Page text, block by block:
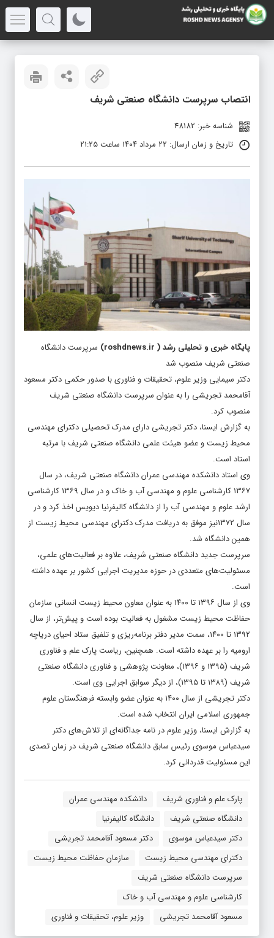
انتصاب سرپرست دانشگاه صنعتی شریف
شناسه خبر: 48182
تاریخ و زمان ارسال: ۲۲ مرداد ۱۴۰۴ ساعت ۲۱:۲۵
پایگاه خبری و تحلیلی رشد(
roshdnews.ir
) سرپرست دانشگاه
صنعتی شریف منصوب شد
دکتر سیمایی وزیر علوم، تحقیقات و فناوری با صدور حکمی دکتر مسعود
آقامحمد تجریشی را به عنوان سرپرست دانشگاه صنعتی شریف
منصوب کرد.
به گزارش ایسنا، دکتر تجریشی دارای مدرک تحصیلی دکترای مهندسی
محیط زیست و عضو هیئت علمی دانشگاه صنعتی شریف با مرتبه
استاد است.
وی استاد دانشکده مهندسی عمران دانشگاه صنعتی شریف، در سال
۱۳۶۷ کارشناسی علوم و مهندسی آب و خاک و در سال ۱۳۶۹ کارشناسی
ارشد علوم و مهندسی آب را از دانشگاه کالیفرنیا دیویس اخذ کرد و در
سال ۱۳۷۲نیز موفق به دریافت مدرک دکترای مهندسی محیط‌ زیست از
همین دانشگاه شد.
سرپرست جدید دانشگاه صنعتی شریف، علاوه بر فعالیت‌های علمی،
مسئولیت‌های متعددی در حوزه مدیریت اجرایی کشور بر عهده داشته
است.
وی از سال ۱۳۹۶ تا ۱۴۰۰ به عنوان معاون محیط زیست انسانی سازمان
حفاظت محیط زیست مشغول به فعالیت بوده است و پیش‌تر، از سال
۱۳۹۲ تا ۱۴۰۰، سمت مدیر دفتر برنامه‌ریزی و تلفیق ستاد احیای دریاچه
ارومیه را بر عهده داشته است. همچنین، ریاست پارک علم و فناوری
شریف (۱۳۹۵ و ۱۳۹۶)، معاونت پژوهشی و فناوری دانشگاه صنعتی
شریف (۱۳۸۹ تا ۱۳۹۵)، از دیگر سوابق اجرایی وی است.
دکتر تجریشی از سال ۱۴۰۰ به عنوان عضو وابسته فرهنگستان علوم
جمهوری اسلامی ایران انتخاب شده است.
به گزارش ایسنا، وزیر علوم در نامه جداگانه‌ای از تلاش‌های دکتر
سیدعباس موسوی رئیس سابق دانشگاه صنعتی شریف در زمان تصدی
این مسئولیت قدردانی کرد.
پارک علم و فناوری شریف
دانشکده مهندسی عمران
دانشگاه صنعتی شریف
دانشگاه کالیفرنیا
دکتر سیدعباس موسوی
دکتر مسعود آقامحمد تجریشی
دکترای مهندسی محیط زیست
سازمان حفاظت محیط زیست
سرپرست دانشگاه صنعتی شریف
کارشناسی علوم و مهندسی آب و خاک
مسعود آقامحمد تجریشی
وزیر علوم، تحقیقات و فناوری